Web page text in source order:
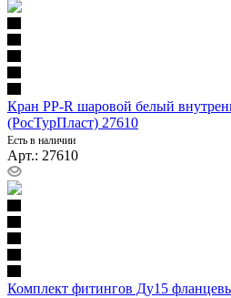
Кран PP-R шаровой белый
(РосТурПласт) 27610
Есть в наличии
Арт.: 27610
Комплект фитингов Ду15